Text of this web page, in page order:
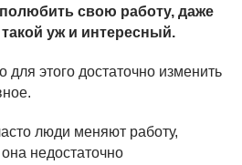
свою работу, даже
уж и интересный.
для этого достаточно изменить
люди меняют работу,
недостаточно